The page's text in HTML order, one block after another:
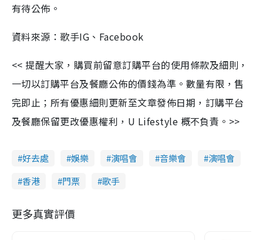
有待公佈。
資料來源：歌手IG、Facebook
<< 提醒大家，購買前留意訂購平台的使用條款及細則，
一切以訂購平台及餐廳公佈的價錢為準。數量有限，售
完即止；所有優惠細則更新至文章發佈日期，訂購平台
及餐廳保留更改優惠權利，U Lifestyle 概不負責。>>
好去處 娛樂 演唱會 音樂會
演唱會
香港
門票 歌手
更多真實評價